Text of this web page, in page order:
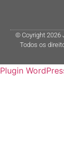
© Coyright 2026
Todos os
Plugin